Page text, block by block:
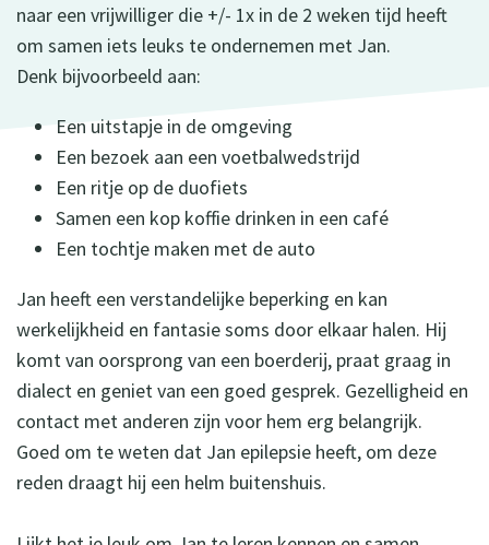
naar een vrijwilliger die +/- 1x in de 2 weken tijd heeft
om samen iets leuks te ondernemen met Jan.
Denk bijvoorbeeld aan:
Een uitstapje in de omgeving
Een bezoek aan een voetbalwedstrijd
Een ritje op de duofiets
Samen een kop koffie drinken in een café
Een tochtje maken met de auto
Jan heeft een verstandelijke beperking en kan
werkelijkheid en fantasie soms door elkaar halen. Hij
komt van oorsprong van een boerderij, praat graag in
dialect en geniet van een goed gesprek. Gezelligheid en
contact met anderen zijn voor hem erg belangrijk.
Goed om te weten dat Jan epilepsie heeft, om deze
reden draagt hij een helm buitenshuis.